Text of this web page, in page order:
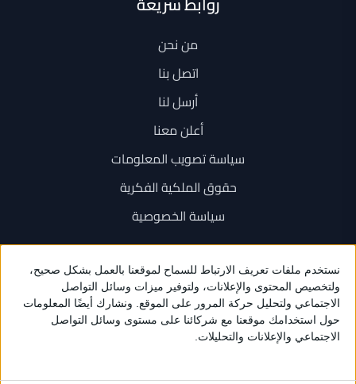
من نحن
اتصل بنا
أرسل لنا
أعلن معنا
سياسة تصويب المعلومات
حقوق الملكية الفكرية
سياسة الخصوصية
اتصل بنا
+962 6 534 1777
+962 79 202 7000